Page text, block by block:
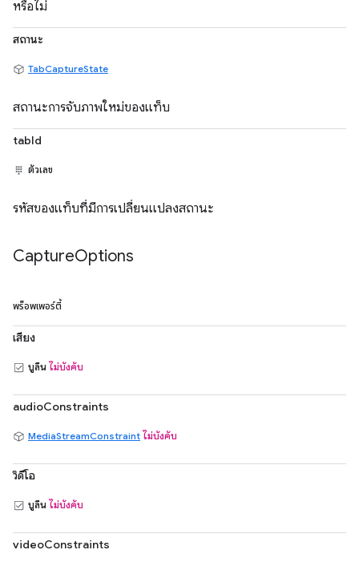
หรือไม่
สถานะ
TabCaptureState
สถานะการจับภาพใหม่ของแท็บ
tabId
ตัวเลข
รหัสของแท็บที่มีการเปลี่ยนแปลงสถานะ
CaptureOptions
พร็อพเพอร์ตี้
เสียง
บูลีน ไม่บังคับ
audioConstraints
MediaStreamConstraint ไม่บังคับ
วิดีโอ
บูลีน ไม่บังคับ
videoConstraints